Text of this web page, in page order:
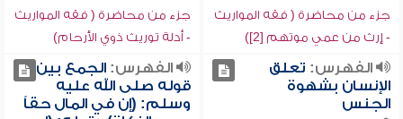
جزء من محاضرة ( فقه المواريث
- إرث من عمي موتهم [2])
جزء من محاضرة ( فقه المواريث
- أدلة توريث ذوي الأرحام)
الفهرس: تعلق
الإنسان بشهوة
الجنس
الفهرس:الجمع بين
قوله صلى الله عليه
وسلم: (إن في المال حقاً